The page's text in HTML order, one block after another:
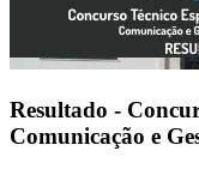
Resultado -
Comunicação e